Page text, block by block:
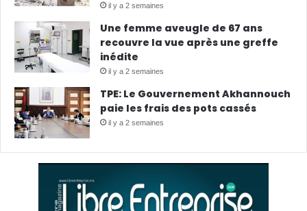
il y a 2 semaines
Une femme aveugle de 67 ans
recouvre la vue après une greffe
inédite
il y a 2 semaines
TPE: Le Gouvernement Akhannouch
paie les frais des pots cassés
il y a 2 semaines